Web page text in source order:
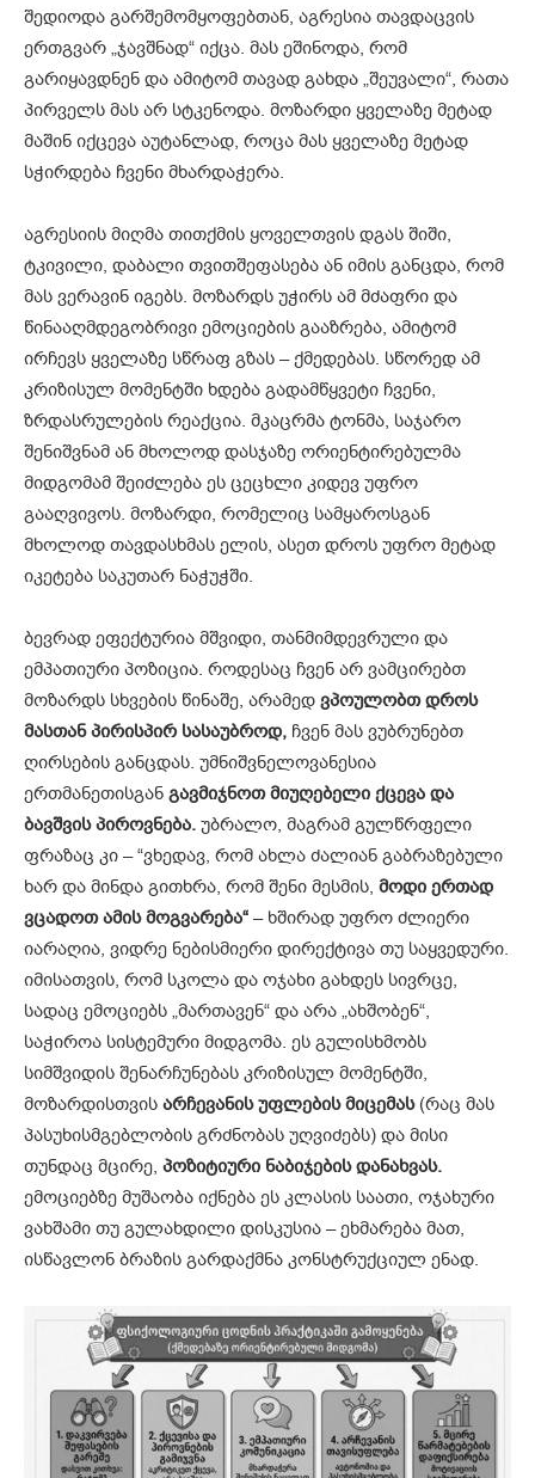
შედიოდა გარშემომყოფებთან, აგრესია თავდაცვის
ერთგვარ „ჯავშნად“ იქცა. მას ეშინოდა, რომ
გარიყავდნენ და ამიტომ თავად გახდა „შეუვალი“, რათა
პირველს მას არ სტკენოდა. მოზარდი ყველაზე მეტად
მაშინ იქცევა აუტანლად, როცა მას ყველაზე მეტად
სჭირდება ჩვენი მხარდაჭერა.
აგრესიის მიღმა თითქმის ყოველთვის დგას შიში,
ტკივილი, დაბალი თვითშეფასება ან იმის განცდა, რომ
მას ვერავინ იგებს. მოზარდს უჭირს ამ მძაფრი და
წინააღმდეგობრივი ემოციების გააზრება, ამიტომ
ირჩევს ყველაზე სწრაფ გზას – ქმედებას. სწორედ ამ
კრიზისულ მომენტში ხდება გადამწყვეტი ჩვენი,
ზრდასრულების რეაქცია. მკაცრმა ტონმა, საჯარო
შენიშვნამ ან მხოლოდ დასჯაზე ორიენტირებულმა
მიდგომამ შეიძლება ეს ცეცხლი კიდევ უფრო
გააღვივოს. მოზარდი, რომელიც სამყაროსგან
მხოლოდ თავდასხმას ელის, ასეთ დროს უფრო მეტად
იკეტება საკუთარ ნაჭუჭში.
ბევრად ეფექტურია მშვიდი, თანმიმდევრული და
ემპათიური პოზიცია. როდესაც ჩვენ არ ვამცირებთ
მოზარდს სხვების წინაშე, არამედ ვპოულობთ დროს
მასთან პირისპირ სასაუბროდ, ჩვენ მას ვუბრუნებთ
ღირსების განცდას. უმნიშვნელოვანესია
ერთმანეთისგან გავმიჯნოთ მიუღებელი ქცევა და
ბავშვის პიროვნება. უბრალო, მაგრამ გულწრფელი
ფრაზაც კი – “ვხედავ, რომ ახლა ძალიან გაბრაზებული
ხარ და მინდა გითხრა, რომ შენი მესმის, მოდი ერთად
ვცადოთ ამის მოგვარება“ – ხშირად უფრო ძლიერი
იარაღია, ვიდრე ნებისმიერი დირექტივა თუ საყვედური.
იმისათვის, რომ სკოლა და ოჯახი გახდეს სივრცე,
სადაც ემოციებს „მართავენ“ და არა „ახშობენ“,
საჭიროა სისტემური მიდგომა. ეს გულისხმობს
სიმშვიდის შენარჩუნებას კრიზისულ მომენტში,
მოზარდისთვის არჩევანის უფლების მიცემას (რაც მას
პასუხისმგებლობის გრძნობას უღვიძებს) და მისი
თუნდაც მცირე, პოზიტიური ნაბიჯების დანახვას.
ემოციებზე მუშაობა იქნება ეს კლასის საათი, ოჯახური
ვახშამი თუ გულახდილი დისკუსია – ეხმარება მათ,
ისწავლონ ბრაზის გარდაქმნა კონსტრუქციულ ენად.